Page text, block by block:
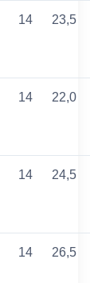
14 23,5
14 22,0
14 24,5
14 26,5